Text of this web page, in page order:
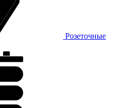
Розеточные